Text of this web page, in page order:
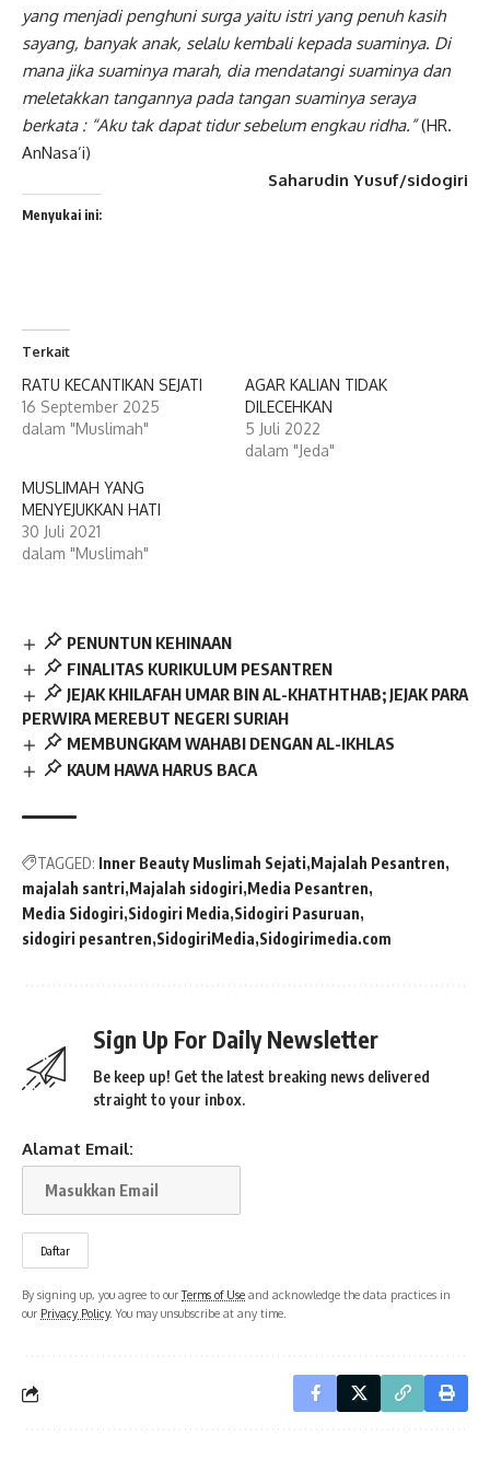
yang menjadi penghuni surga yaitu istri yang penuh kasih
sayang, banyak anak, selalu kembali kepada suaminya. Di
mana jika suaminya marah, dia mendatangi suaminya dan
meletakkan tangannya pada tangan suaminya seraya
berkata : “Aku tak dapat tidur sebelum engkau ridha.”(HR.
AnNasa’i)
Saharudin Yusuf/sidogiri
Menyukai ini:
Terkait
RATU KECANTIKAN SEJATI
16 September 2025
dalam "Muslimah"
AGAR KALIAN TIDAK
DILECEHKAN
5 Juli 2022
dalam "Jeda"
MUSLIMAH YANG
MENYEJUKKAN HATI
30 Juli 2021
dalam "Muslimah"
PENUNTUN KEHINAAN
FINALITAS KURIKULUM PESANTREN
JEJAK KHILAFAH UMAR BIN AL-KHATHTHAB; JEJAK PARA
PERWIRA MEREBUT NEGERI SURIAH
MEMBUNGKAM WAHABI DENGAN AL-IKHLAS
KAUM HAWA HARUS BACA
TAGGED: Inner Beauty Muslimah Sejati Majalah Pesantren
majalah santri Majalah sidogiri Media Pesantren
Media Sidogiri Sidogiri Media Sidogiri Pasuruan
sidogiri pesantren SidogiriMedia Sidogirimedia.com
Sign Up For Daily Newsletter
Be keep up! Get the latest breaking news delivered
straight to your inbox.
Alamat Email:
By signing up, you agree to ourTerms of Use and acknowledge the data practices in
our Privacy Policy. You may unsubscribe at any time.